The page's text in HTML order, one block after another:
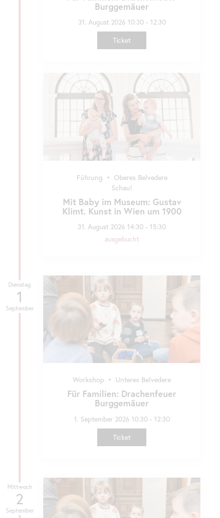
Burggemäuer
31. August 2026 10:30 - 12:30
Ticket
Mit Baby im Museum: Gustav
Klimt. Kunst in Wien um 1900
Führung •
Oberes Belvedere
Schau!
31. August 2026 14:30 - 15:30
ausgebucht
Dienstag
1
September
Für Familien: Drachenfeuer
Burggemäuer
Workshop • Unteres Belvedere
1. September 2026 10:30 - 12:30
Ticket
Mittwoch
2
September